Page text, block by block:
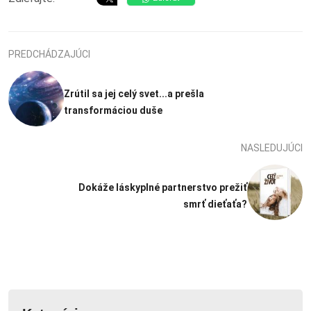
PREDCHÁDZAJÚCI
Zrútil sa jej celý svet...a prešla
transformáciou duše
NASLEDUJÚCI
Dokáže láskyplné partnerstvo prežiť
smrť dieťaťa?